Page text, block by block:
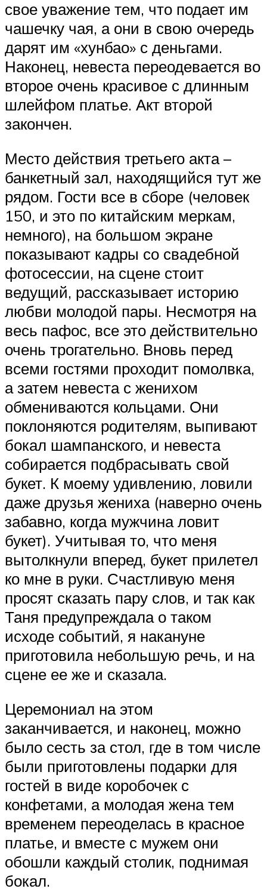
свое уважение тем, что подает им
чашечку чая, а они в свою очередь
дарят им «хунбао» с деньгами.
Наконец, невеста переодевается во
второе очень красивое с длинным
шлейфом платье. Акт второй
закончен.
Место действия третьего акта –
банкетный зал, находящийся тут же
рядом. Гости все в сборе (человек
150, и это по китайским меркам,
немного), на большом экране
показывают кадры со свадебной
фотосессии, на сцене стоит
ведущий, рассказывает историю
любви молодой пары. Несмотря на
весь пафос, все это действительно
очень трогательно. Вновь перед
всеми гостями проходит помолвка,
а затем невеста с женихом
обмениваются кольцами. Они
поклоняются родителям, выпивают
бокал шампанского, и невеста
собирается подбрасывать свой
букет. К моему удивлению, ловили
даже друзья жениха (наверно очень
забавно, когда мужчина ловит
букет). Учитывая то, что меня
вытолкнули вперед, букет прилетел
ко мне в руки. Счастливую меня
просят сказать пару слов, и так как
Таня предупреждала о таком
исходе событий, я накануне
приготовила небольшую речь, и на
сцене ее же и сказала.
Церемониал на этом
заканчивается, и наконец, можно
было сесть за стол, где в том числе
были приготовлены подарки для
гостей в виде коробочек с
конфетами, а молодая жена тем
временем переоделась в красное
платье, и вместе с мужем они
обошли каждый столик, поднимая
бокал.